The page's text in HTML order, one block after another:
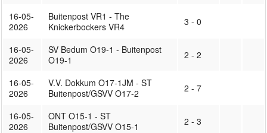
16-05-
2026
Buitenpost VR1 - The
Knickerbockers VR4
3 - 0
16-05-
2026
SV Bedum O19-1 - Buitenpost
O19-1
2 - 2
16-05-
2026
V.V. Dokkum O17-1JM - ST
Buitenpost/GSVV O17-2
2 - 7
16-05-
2026
ONT O15-1 - ST
Buitenpost/GSVV O15-1
2 - 3